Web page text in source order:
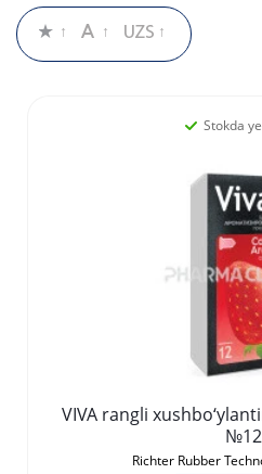
Stokda
VIVA rangli
№12
Richter Rubber